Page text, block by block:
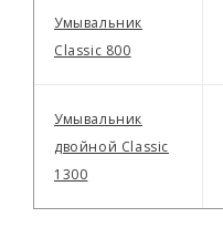
Умывальник
Classic 800
Умывальник
двойной Classic
1300